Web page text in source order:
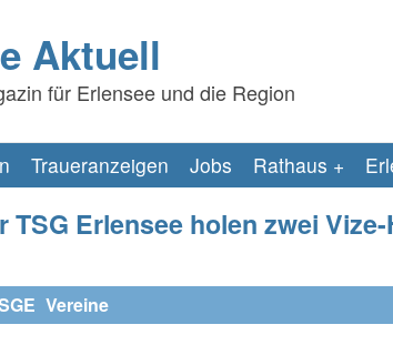
Aktuell
für Erlensee und die Region
Traueranzeigen Jobs Rathaus
TSG Erlensee holen zwei
Vereine